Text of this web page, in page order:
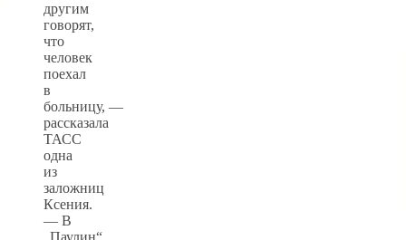
другим
говорят,
что
человек
поехал
в
больницу, —
рассказала
ТАСС
одна
из
заложниц
Ксения.
— В
„Паулин“